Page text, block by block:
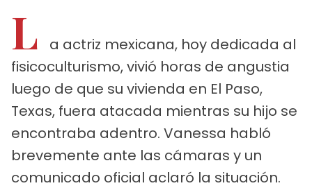
L
a actriz mexicana, hoy dedicada al
fisicoculturismo, vivió horas de angustia
luego de que su vivienda en El Paso,
Texas, fuera atacada mientras su hijo se
encontraba adentro. Vanessa habló
brevemente ante las cámaras y un
comunicado oficial aclaró la situación.